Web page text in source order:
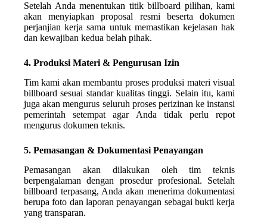
Setelah Anda menentukan titik billboard pilihan, kami
akan menyiapkan proposal resmi beserta dokumen
perjanjian kerja sama untuk memastikan kejelasan hak
dan kewajiban kedua belah pihak.
4. Produksi Materi & Pengurusan Izin
Tim kami akan membantu proses produksi materi visual
billboard sesuai standar kualitas tinggi. Selain itu, kami
juga akan mengurus seluruh proses perizinan ke instansi
pemerintah setempat agar Anda tidak perlu repot
mengurus dokumen teknis.
5. Pemasangan & Dokumentasi Penayangan
Pemasangan akan dilakukan oleh tim teknis
berpengalaman dengan prosedur profesional. Setelah
billboard terpasang, Anda akan menerima dokumentasi
berupa foto dan laporan penayangan sebagai bukti kerja
yang transparan.